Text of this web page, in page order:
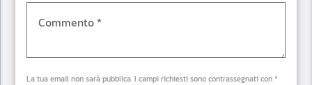
La tua email non sarà pubblica. I campi richiesti sono contrassegnati con *